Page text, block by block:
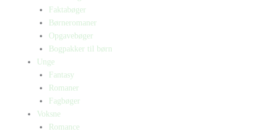
Faktabøger
Børneromaner
Opgavebøger
Bogpakker til børn
Unge
Fantasy
Romaner
Fagbøger
Voksne
Romance